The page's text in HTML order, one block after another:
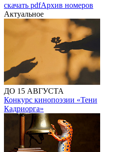
скачать pdfАрхив номеров
Актуальное
ДО 15 АВГУСТА
Конкурс кинопоэзии «Тени
Кадриорга»